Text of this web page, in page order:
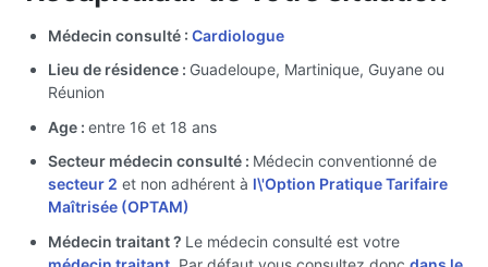
Médecin consulté : Cardiologue
Lieu de résidence : Guadeloupe, Martinique, Guyane ou
Réunion
Age : entre 16 et 18 ans
Secteur médecin consulté : Médecin conventionné de
secteur 2 et non adhérent à l\'Option Pratique Tarifaire
Maîtrisée (OPTAM)
Médecin traitant ? Le médecin consulté est votre